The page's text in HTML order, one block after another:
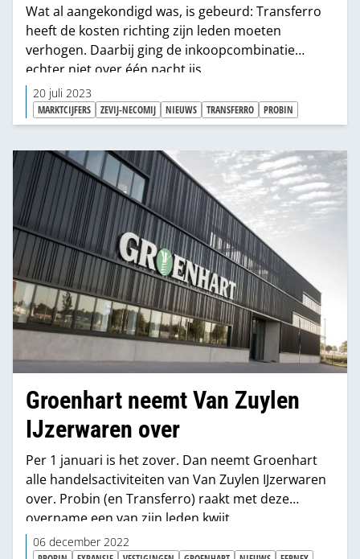
Wat al aangekondigd was, is gebeurd: Transferro
heeft de kosten richting zijn leden moeten
verhogen. Daarbij ging de inkoopcombinatie
echter niet over één nacht ijs.
20 juli 2023
MARKTCIJFERS ZEVIJ-NECOMIJ NIEUWS TRANSFERRO PROBIN
Groenhart neemt Van Zuylen
IJzerwaren over
Per 1 januari is het zover. Dan neemt Groenhart
alle handelsactiviteiten van Van Zuylen IJzerwaren
over. Probin (en Transferro) raakt met deze
overname een van zijn leden kwijt.
06 december 2022